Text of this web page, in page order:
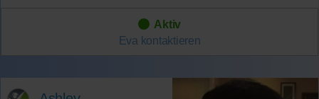
Aktiv
Eva kontaktieren